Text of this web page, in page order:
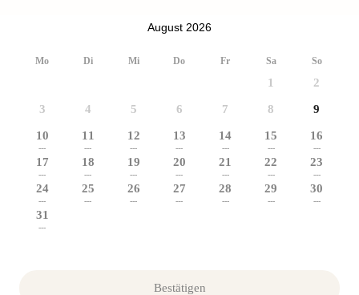
August 2026
Mo Di Mi Do Fr Sa So
1 2
3 4 5 6 7 8 9
10
---
11
---
12
---
13
---
14
---
15
---
16
---
17
---
18
---
19
---
20
---
21
---
22
---
23
---
24
---
25
---
26
---
27
---
28
---
29
---
30
---
31
---
Bestätigen